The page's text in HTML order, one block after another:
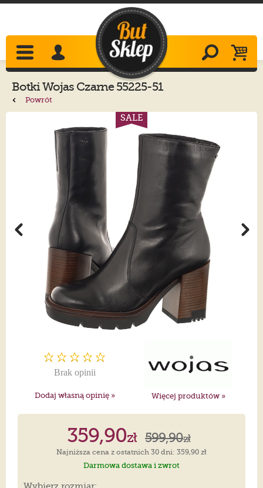
BotkiWojas Czarne 55225-51
Powrót
SALE
Brak opinii
Dodaj własną opinię » Więcej produktów »
359,90zł 599,90zł
Najniższa cena z ostatnich 30 dni: 359,90 zł
Darmowa dostawa i zwrot